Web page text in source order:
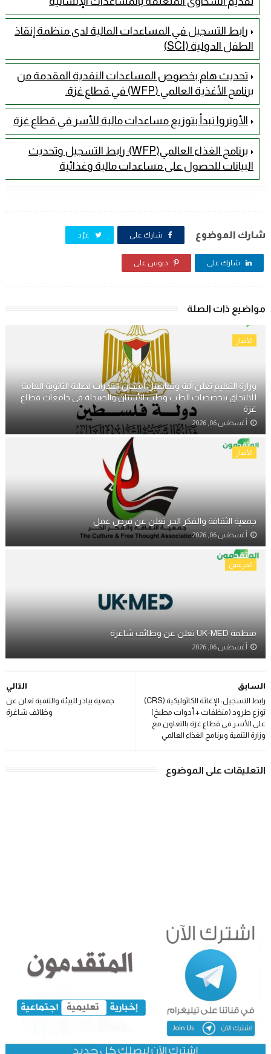
رابط التسجيل في المساعدات المالية لدى منظمة إنقاذ
الطفل الدولية (SCI)
تحديث هام بخصوص المساعدات النقدية المقدمة من
برنامج الأغذية العالمي (WFP) في قطاع غزة.
الأونروا تبدأ بتوزيع مساعدات مالية للأسر في قطاع غزة
برنامج الغذاء العالمي(WFP): رابط التسجيل وتحديث
البيانات للحصول على مساعدات مالية وغذائية
شارك الموضوع شارك على غرّد
شارك على دبوس على
مواضيع ذات الصلة
الأخبار
وزارة التعليم تعلن آلية وتفاصيل امتحان القدرات لطلبة الثانوية العامة
للالتحاق بتخصصات الطب وطب الأسنان والصيدلة في جامعات قطاع
غزة
أغسطس 06, 2026
الأخبار
جمعية الثقافة والفكر الحر تعلن عن فرص عمل
أغسطس 06, 2026
الخريجين
منظمة UK-MED تعلن عن وظائف شاغرة
أغسطس 06, 2026
التالي
جمعية بيادر للبيئة والتنمية تعلن عن
وظائف شاغرة
السابق
رابط التسجيل: الإغاثة الكاثوليكية (CRS)
توزع طرود (منظفات + أدوات مطبخ)
على الأسر في قطاع غزة بالتعاون مع
وزارة التنمية وبرنامج الغذاء العالمي
التعليقات على الموضوع